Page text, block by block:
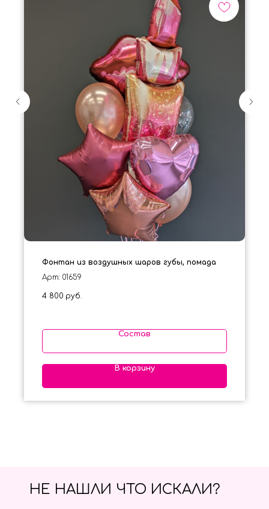
Фонтан из воздушных шаров губы, помада
Арт: 01659
4 800 руб.
Состав
В корзину
НЕ НАШЛИ ЧТО ИСКАЛИ?